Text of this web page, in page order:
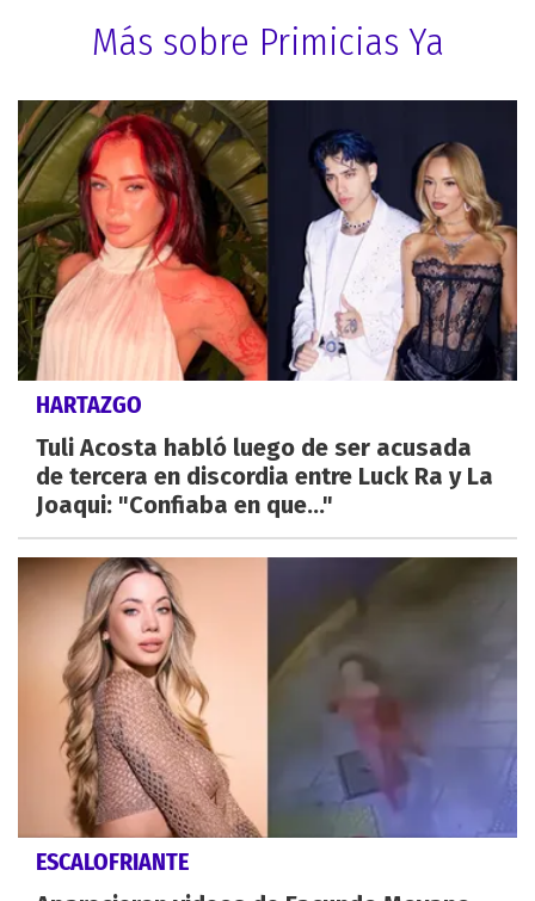
Más sobre Primicias Ya
HARTAZGO
Tuli Acosta habló luego de ser acusada
de tercera en discordia entre Luck Ra y La
Joaqui: "Confiaba en que..."
ESCALOFRIANTE